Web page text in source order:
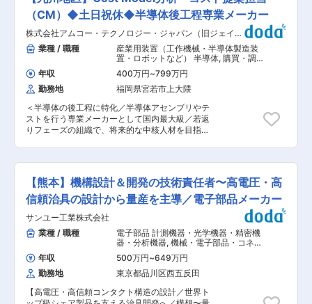
受注および需要予測に基づいた生産計画の最適
化、調達・購買戦略の策定、在庫の最適化を通じ
て、中長期の事業戦略およびビジネス目標の達成
を支える重要な役割です。 ■主な業務内容： ・
生産計画および需要計画の立案・管理 ∟需要予測
に基づき、中長期および短期の生産計画を立案・
管理し、供給能力と納期遵守率を向上させる ・在
庫水準およびKPIの管理・改善 ∟原材料、仕掛品
（WIP）、完成品在庫の管理を統括し、高い在庫
回転率を実現するとともに、滞留在庫・過剰在庫
を削減する ・サプライチェーン全体（購買・製
造・物流）の最適化 ∟調達およびサプライチェー
ンを管理し、サプライヤーとの関係構築・交渉を
び資材チームをリードし、人材育成、KPI管理、
部門横断的な連携を強化する ・事業戦略との整合
と継続的改善 ∟事業計画に沿った生産・在庫戦略
を策定し、コスト削減およびプロセス改善活動を
継続的に推進する ■当社について： ◇リードリ
レーのリーディングカンパニーです。1972年の創
業以来、リレーを根幹とする電子部品の開発製造
のスペシャリストとして、エレクトロニクス業界
の発展の一翼を担い、様々な新技術・新製品を創
り出しました。 ◇社員のほとんどが中途入社の方
であるにも関わらず、一人あたりの勤続年数は約
11年で、社員を大切にする風土です。良い時も厳
（CM）◆土日祝休◆半導体後工程専業メーカー
株式会社アムコー・テクノロジー・ジャパン（旧ジェイデ
バイス）
業種 / 職種
産業用装置（工作機械・半導体製造装
置・ロボットなど） 半導体, 購買・調
達・バイヤー・MD 管理会計
年収 400万円~799万円
勤務地
福岡県宮若市上大隈
＜半導体の後工程に特化／半導体アセンブリやテ
ストを行う専業メーカーとして国内最大級／若返
りフェーズの組織で、将来的な中核人材を目指せ
Modelを生成・分析するポジションです。 ◇生成
されたCost Modelをもとに、競争力のあるコスト
提案を行い、新規商談のスピーディなコスティン
グに貢献していただきます。 ◇海外拠点（Amkor
World Wide）と連携しながら、グローバルな視点
で業務を推進していただく場面もあります。 ■業
務詳細 ・プロセスコスト決定要素のシステム化
・Cost Modelの生成・分析 ・競争力のあるコス
ト提案 ・プロセスコスト決定要素のロジカルな計
算式ベースでの登録・メンテナンス ・改善フィー
ドバックの実施 ・新規商談におけるコスティング
対応（スピード感を持った対応が求められます）
・海外拠点と連携した業務推進 ・PDCAに沿った
【熊本】機構設計＆開発の技術責任者〜高電圧・高
信頼治具の設計から量産を主導／電子部品メーカー
サンユー工業株式会社
業種 / 職種
電子部品 計測機器・光学機器・精密機
器・分析機器, 機械・電子部品・コネク
タ 精密・計測・分析機器
年収 500万円~649万円
勤務地
東京都品川区西五反田
【高電圧・高信頼コンタクト構造の設計／世界ト